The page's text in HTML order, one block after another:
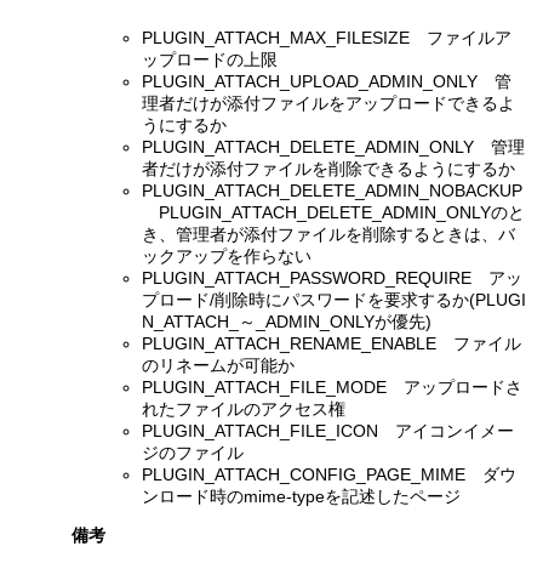
PLUGIN_ATTACH_MAX_FILESIZE ファイルア
ップロードの上限
PLUGIN_ATTACH_UPLOAD_ADMIN_ONLY 管
理者だけが添付ファイルをアップロードできるよ
うにするか
PLUGIN_ATTACH_DELETE_ADMIN_ONLY 管理
者だけが添付ファイルを削除できるようにするか
PLUGIN_ATTACH_DELETE_ADMIN_NOBACKUP
PLUGIN_ATTACH_DELETE_ADMIN_ONLYのと
き、管理者が添付ファイルを削除するときは、バ
ックアップを作らない
PLUGIN_ATTACH_PASSWORD_REQUIRE アッ
プロード/削除時にパスワードを要求するか(PLUGI
N_ATTACH_～_ADMIN_ONLYが優先)
PLUGIN_ATTACH_RENAME_ENABLE ファイル
のリネームが可能か
PLUGIN_ATTACH_FILE_MODE アップロードさ
れたファイルのアクセス権
PLUGIN_ATTACH_FILE_ICON アイコンイメー
ジのファイル
PLUGIN_ATTACH_CONFIG_PAGE_MIME ダウ
ンロード時のmime-typeを記述したページ
備考